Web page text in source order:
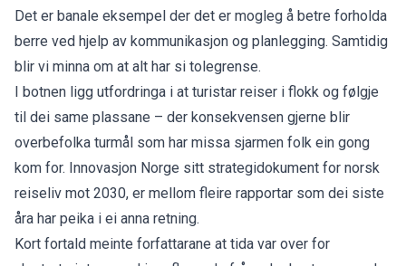
Det er banale eksempel der det er mogleg å betre forholda
berre ved hjelp av kommunikasjon og planlegging. Samtidig
blir vi minna om at alt har si tolegrense.
I botnen ligg utfordringa i at turistar reiser i flokk og følgje
til dei same plassane – der konsekvensen gjerne blir
overbefolka turmål som har missa sjarmen folk ein gong
kom for. Innovasjon Norge sitt strategidokument for norsk
reiseliv mot 2030, er mellom fleire rapportar som dei siste
åra har peika i ei anna retning.
Kort fortald meinte forfattarane at tida var over for